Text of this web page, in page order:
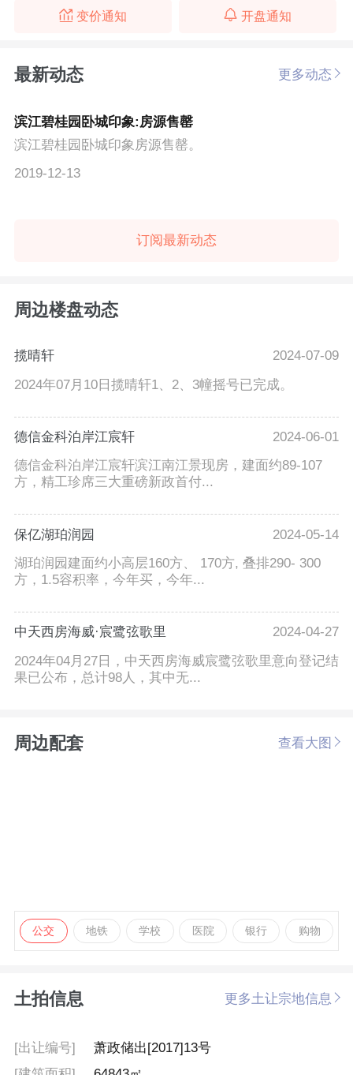
变价通知 开盘通知
最新动态 更多动态
滨江碧桂园卧城印象:房源售罄
滨江碧桂园卧城印象房源售罄。
2019-12-13
订阅最新动态
周边楼盘动态
揽晴轩
2024-07-09
2024年07月10日揽晴轩1、2、3幢摇号已完成。
德信金科泊岸江宸轩
2024-06-01
德信金科泊岸江宸轩滨江南江景现房，建面约89-107
方，精工珍席三大重磅新政首付...
保亿湖珀润园
2024-05-14
湖珀润园建面约小高层160方、 170方, 叠排290- 300
方，1.5容积率，今年买，今年...
中天西房海威·宸鹭弦歌里
2024-04-27
2024年04月27日，中天西房海威宸鹭弦歌里意向登记结
果已公布，总计98人，其中无...
周边配套 查看大图
公交 地铁 学校 医院 银行 购物
土拍信息 更多土让宗地信息
[出让编号]
萧政储出[2017]13号